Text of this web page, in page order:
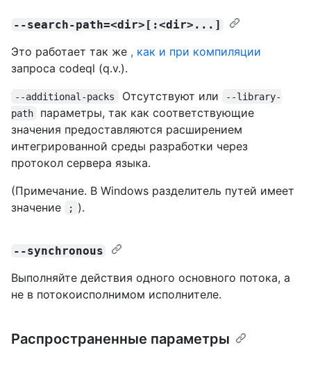
--search-path=<dir>[:<dir>...]
Это работает так же , как и при компиляции
запроса codeql (q.v.).
--additional-packs Отсутствуют или
--library-
path
параметры, так как соответствующие
значения предоставляются расширением
интегрированной среды разработки через
протокол сервера языка.
(Примечание. В Windows разделитель путей имеет
значение
; ).
--synchronous
Выполняйте действия одного основного потока, а
не в потокоисполнимом исполнителе.
Распространенные параметры